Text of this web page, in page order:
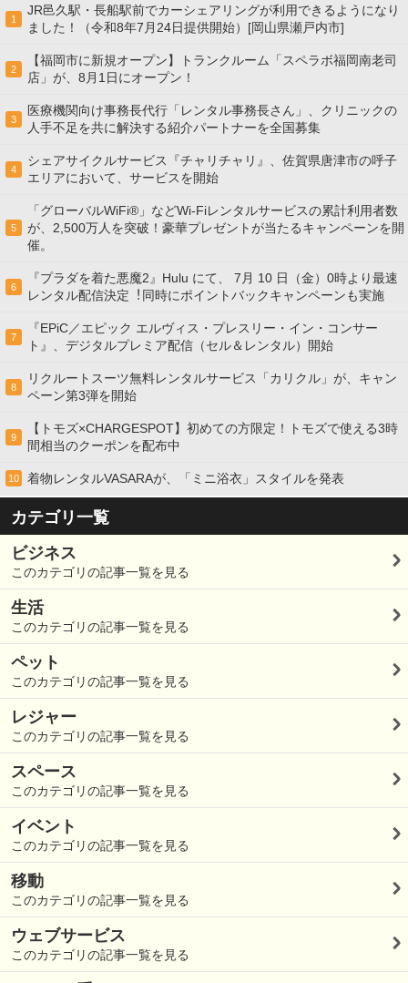
1
JR邑久駅・長船駅前でカーシェアリングが利用できるようになり
ました！（令和8年7月24日提供開始）[岡山県瀬戸内市]
2
【福岡市に新規オープン】トランクルーム「スペラボ福岡南老司
店」が、8月1日にオープン！
3
医療機関向け事務長代行「レンタル事務長さん」、クリニックの
人手不足を共に解決する紹介パートナーを全国募集
4
シェアサイクルサービス『チャリチャリ』、佐賀県唐津市の呼子
エリアにおいて、サービスを開始
5
「グローバルWiFi®」などWi-Fiレンタルサービスの累計利用者数
が、2,500万人を突破！豪華プレゼントが当たるキャンペーンを開
催。
6
『プラダを着た悪魔2』Hulu にて、 7⽉ 10 ⽇（金）0時より最速
レンタル配信決定︕同時にポイントバックキャンペーンも実施
7
『EPiC／エピック エルヴィス・プレスリー・イン・コンサー
ト』、デジタルプレミア配信（セル＆レンタル）開始
8
リクルートスーツ無料レンタルサービス「カリクル」が、キャン
ペーン第3弾を開始
9
【トモズ×CHARGESPOT】初めての方限定！トモズで使える3時
間相当のクーポンを配布中
10 着物レンタルVASARAが、「ミニ浴衣」スタイルを発表
カテゴリ一覧
ビジネス
このカテゴリの記事一覧を見る
生活
このカテゴリの記事一覧を見る
ペット
このカテゴリの記事一覧を見る
レジャー
このカテゴリの記事一覧を見る
スペース
このカテゴリの記事一覧を見る
イベント
このカテゴリの記事一覧を見る
移動
このカテゴリの記事一覧を見る
ウェブサービス
このカテゴリの記事一覧を見る